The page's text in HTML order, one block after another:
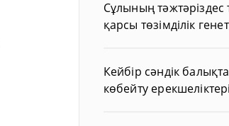
Сұлының тәжтәріздес
қарсы төзімділік
Кейбір сәндік
көбейту ерекшеліктері